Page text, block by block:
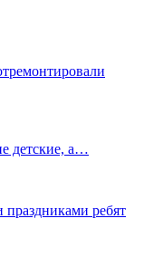
детские, а…
ребят